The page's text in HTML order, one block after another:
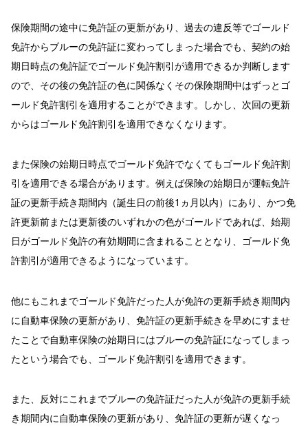
保険期間の途中に免許証の更新があり、過去の違反等でゴールド
免許からブルーの免許証に変わってしまった場合でも、契約の始
期日時点の免許証でゴールド免許割引が適用できるか判断します
ので、その後の免許証の色に関係なくその保険期間中はずっとゴ
ールド免許割引を適用することができます。しかし、次回の更新
からはゴールド免許割引を適用できなくなります。
また保険の始期日時点でゴールド免許でなくてもゴールド免許割
引を適用できる場合があります。例えば保険の始期日が運転免許
証の更新手続き期間内（誕生日の前後1ヵ月以内）にあり、かつ免
許更新前または更新後のいずれかの色がゴールドであれば、始期
日がゴールド免許の有効期間に含まれることとなり、ゴールド免
許割引が適用できるようになっています。
他にもこれまでゴールド免許だった人が免許の更新手続き期間内
に自動車保険の更新があり、免許証の更新手続きを早めにすませ
たことで自動車保険の始期日にはブルーの免許証になってしまっ
たという場合でも、ゴールド免許割引を適用できます。
また、反対にこれまでブルーの免許証だった人が免許の更新手続
き期間内に自動車保険の更新があり、免許証の更新が遅くなっ